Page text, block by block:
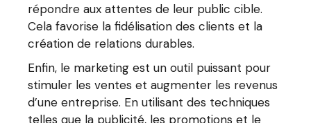
répondre aux attentes de leur public cible.
Cela favorise la fidélisation des clients et la
création de relations durables.
Enfin, le marketing est un outil puissant pour
stimuler les ventes et augmenter les revenus
d’une entreprise. En utilisant des techniques
telles que la publicité, les promotions et le